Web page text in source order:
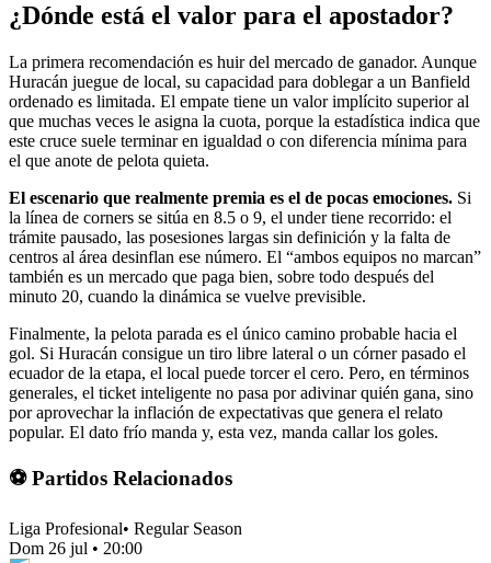
¿Dónde está el valor para el apostador?
La primera recomendación es huir del mercado de ganador. Aunque
Huracán juegue de local, su capacidad para doblegar a un Banfield
ordenado es limitada. El empate tiene un valor implícito superior al
que muchas veces le asigna la cuota, porque la estadística indica que
este cruce suele terminar en igualdad o con diferencia mínima para
el que anote de pelota quieta.
El escenario que realmente premia es el de pocas emociones. Si
la línea de corners se sitúa en 8.5 o 9, el under tiene recorrido: el
trámite pausado, las posesiones largas sin definición y la falta de
centros al área desinflan ese número. El “ambos equipos no marcan”
también es un mercado que paga bien, sobre todo después del
minuto 20, cuando la dinámica se vuelve previsible.
Finalmente, la pelota parada es el único camino probable hacia el
gol. Si Huracán consigue un tiro libre lateral o un córner pasado el
ecuador de la etapa, el local puede torcer el cero. Pero, en términos
generales, el ticket inteligente no pasa por adivinar quién gana, sino
por aprovechar la inflación de expectativas que genera el relato
popular. El dato frío manda y, esta vez, manda callar los goles.
⚽ Partidos Relacionados
Liga Profesional• Regular Season
Dom 26 jul • 20:00